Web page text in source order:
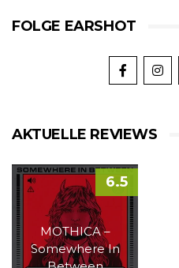
FOLGE EARSHOT
AKTUELLE REVIEWS
MOTHICA –
Somewhere In
6.5